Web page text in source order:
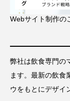
Webサイト制作の
弊社は飲食専門の
ます。最新の飲食
ウをもとにデザイ